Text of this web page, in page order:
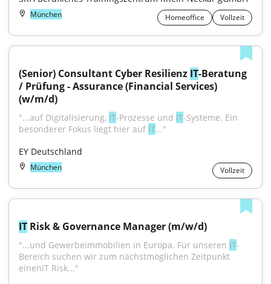
München Homeoffice Vollzeit
(Senior) Consultant Cyber Resilienz IT-Beratung
/ Prüfung - Assurance (Financial Services)
(w/m/d)
"...auf Digitalisierung, IT-Prozesse und IT-Systeme. Ein
besonderer Fokus liegt hier auf IT..."
EY Deutschland
München Vollzeit
IT Risk & Governance Manager (m/w/d)
"...und Gewerbeimmobilien in Europa. Für unseren IT-
Bereich suchen wir zum nächstmöglichen Zeitpunkt
einenIT Risk..."